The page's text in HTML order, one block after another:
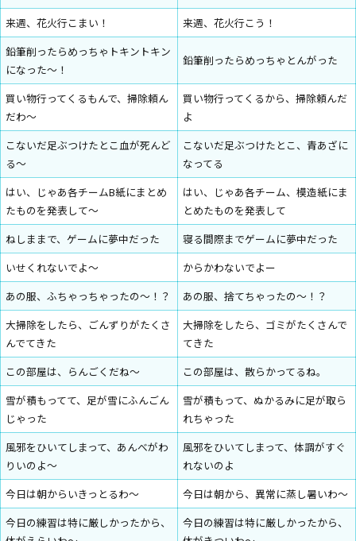
来週、花火行こまい！
来週、花火行こう！
鉛筆削ったらめっちゃトキントキン
になった〜！
鉛筆削ったらめっちゃとんがった
買い物行ってくるもんで、掃除頼ん
だわ〜
買い物行ってくるから、掃除頼んだ
よ
こないだ足ぶつけたとこ血が死んど
る〜
こないだ足ぶつけたとこ、青あざに
なってる
はい、じゃあ各チームB紙にまとめ
たものを発表して〜
はい、じゃあ各チーム、模造紙にま
とめたものを発表して
ねしままで、ゲームに夢中だった
寝る間際までゲームに夢中だった
いせくれないでよ～
からかわないでよー
あの服、ふちゃっちゃったの～！？
あの服、捨てちゃったの～！？
大掃除をしたら、ごんずりがたくさ
んでてきた
大掃除をしたら、ゴミがたくさんで
てきた
この部屋は、らんごくだね〜
この部屋は、散らかってるね。
雪が積もってて、足が雪にふんごん
じゃった
雪が積もって、ぬかるみに足が取ら
れちゃった
風邪をひいてしまって、あんべがわ
りいのよ～
風邪をひいてしまって、体調がすぐ
れないのよ
今日は朝からいきっとるわ～
今日は朝から、異常に蒸し暑いわ〜
今日の練習は特に厳しかったから、
今日の練習は特に厳しかったから、